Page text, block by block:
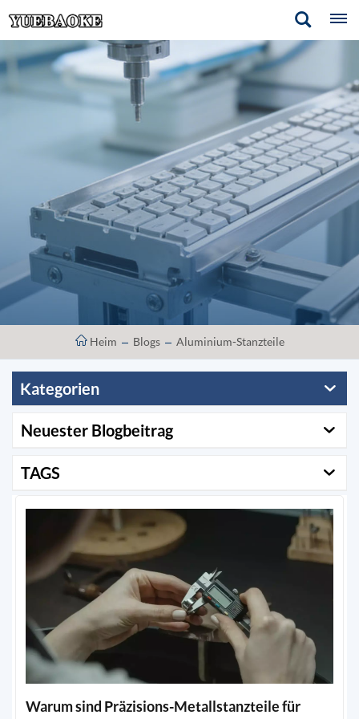
Heim Blogs Aluminium-Stanzteile
Kategorien
Neuester Blogbeitrag
TAGS
Warum sind Präzisions-Metallstanzteile für